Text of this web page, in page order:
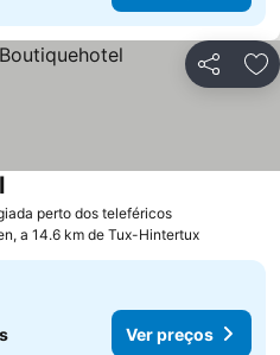
Partilhar
perto dos teleféricosVer preços
Ver preços
a 14.6 km de Tux-Hintertux
Ver preços